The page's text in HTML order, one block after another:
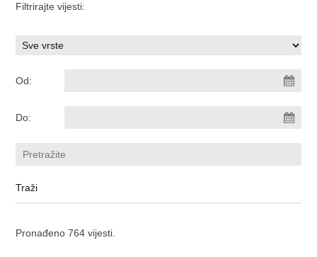
Filtrirajte vijesti:
Od:
Do:
Pronađeno 764 vijesti.